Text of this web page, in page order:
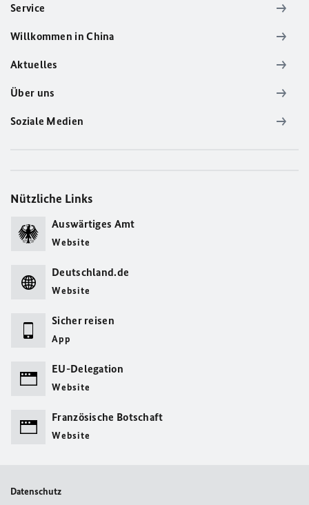
Service
Willkommen in China
Aktuelles
Über uns
Soziale Medien
Nützliche Links
Auswärtiges Amt
Website
Deutschland.de
Website
Sicher reisen
App
EU-Delegation
Website
Französische Botschaft
Website
Datenschutz